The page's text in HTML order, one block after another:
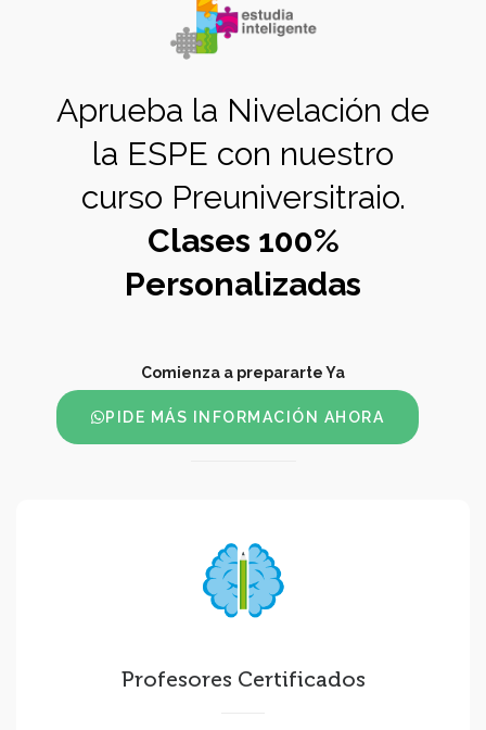
Aprueba la Nivelación de
la ESPE con nuestro
curso Preuniversitraio.
Clases 100%
Personalizadas
Comienza a prepararte Ya
PIDE MÁS INFORMACIÓN AHORA
Profesores Certificados